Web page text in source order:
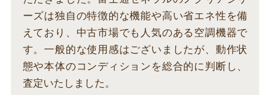
ーズは独自の特徴的な機能や高い省エネ性を備
えており、中古市場でも人気のある空調機器で
す。一般的な使用感はございましたが、動作状
態や本体のコンディションを総合的に判断し、
査定いたしました。